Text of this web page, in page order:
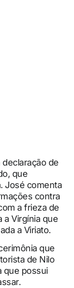
declaração de
que
José comenta
contra
a frieza de
a Virgínia que
a Viriato.
que
de Nilo
que possui